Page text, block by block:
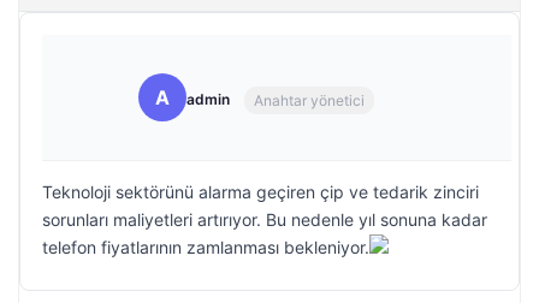
A admin Anahtar yönetici
Teknoloji sektörünü alarma geçiren çip ve tedarik zinciri
sorunları maliyetleri artırıyor. Bu nedenle yıl sonuna kadar
telefon fiyatlarının zamlanması bekleniyor.